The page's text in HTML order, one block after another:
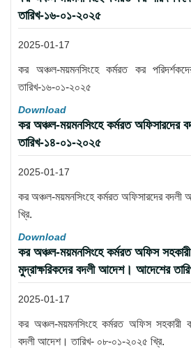
তারিখ-১৬-০১-২০২৫
2025-01-17
কর অঞ্চল-ময়মনসিংহে কর্মরত কর
তারিখ-১৬-০১-২০২৫
Download
কর অঞ্চল-ময়মনসিংহে কর্মরত
তারিখ-১৪-০১-২০২৫
2025-01-17
কর অঞ্চল-ময়মনসিংহে কর্মরত অফিসারদের
খ্রি.
Download
কর অঞ্চল-ময়মনসিংহে কর্মরত অফিস
মুদ্রাক্ষরিকদের বদলী আদেশ। আদেশের
2025-01-17
কর অঞ্চল-ময়মনসিংহে কর্মরত অফিস সহকারী
বদলী আদেশ। তারিখ- ০৮-০১-২০২৫ খ্রি.